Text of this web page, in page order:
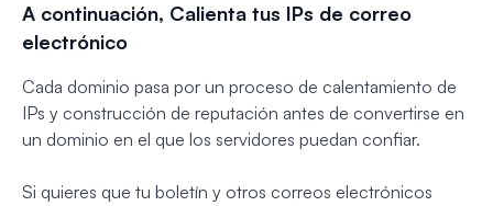
A continuación, Calienta tus IPs de correo
electrónico
Cada dominio pasa por un proceso de calentamiento de
IPs y construcción de reputación antes de convertirse en
un dominio en el que los servidores puedan confiar.
Si quieres que tu boletín y otros correos electrónicos